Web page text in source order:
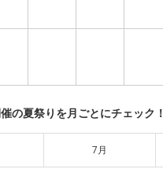
の夏祭りを月ごとにチェック！
7月